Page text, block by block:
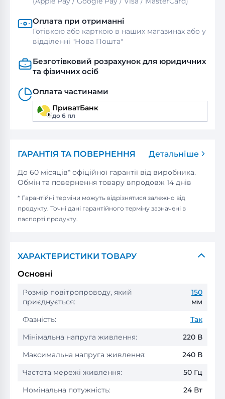
Оплата при отриманні
Готівкою або карткою в наших магазинах або у
відділенні "Нова Пошта"
Безготівковий розрахунок для юридичних
та фізичних осіб
Оплата частинами
ПриватБанк
до 6 пл
ГАРАНТІЯ ТА ПОВЕРНЕННЯ Детальніше
До 60 місяців* офіційної гарантії від виробника.
Обмін та повернення товару впродовж 14 днів
* Гарантійні терміни можуть відрізнятися залежно від
продукту. Точні дані гарантійного терміну зазначені в
паспорті продукту.
ХАРАКТЕРИСТИКИ ТОВАРУ
Основні
Розмір повітропроводу, який
приєднується:
150
мм
Фазність:
Так
Мінімальна напруга живлення:
220 В
Максимальна напруга живлення:
240 В
Частота мережі живлення:
50 Гц
Номінальна потужність:
24 Вт